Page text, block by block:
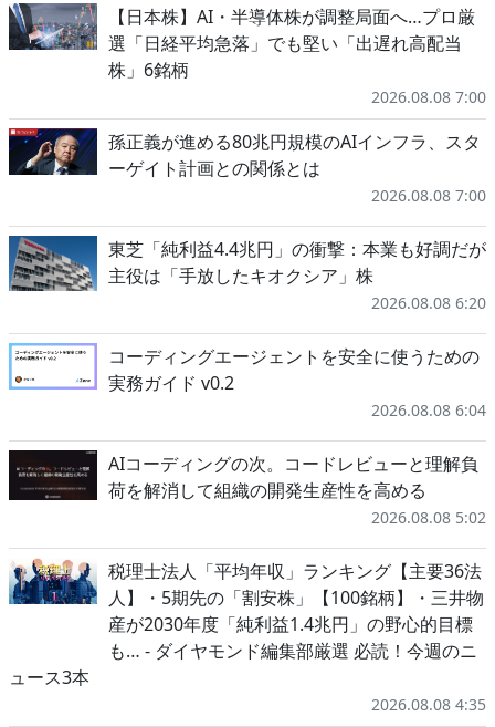
【日本株】AI・半導体株が調整局面へ…プロ厳
選「日経平均急落」でも堅い「出遅れ高配当
株」6銘柄
2026.08.08 7:00
孫正義が進める80兆円規模のAIインフラ、スタ
ーゲイト計画との関係とは
2026.08.08 7:00
東芝「純利益4.4兆円」の衝撃：本業も好調だが
主役は「手放したキオクシア」株
2026.08.08 6:20
コーディングエージェントを安全に使うための
実務ガイド v0.2
2026.08.08 6:04
AIコーディングの次。コードレビューと理解負
荷を解消して組織の開発生産性を高める
2026.08.08 5:02
税理士法人「平均年収」ランキング【主要36法
人】・5期先の「割安株」【100銘柄】・三井物
産が2030年度「純利益1.4兆円」の野心的目標
も… - ダイヤモンド編集部厳選 必読！今週のニ
ュース3本
2026.08.08 4:35